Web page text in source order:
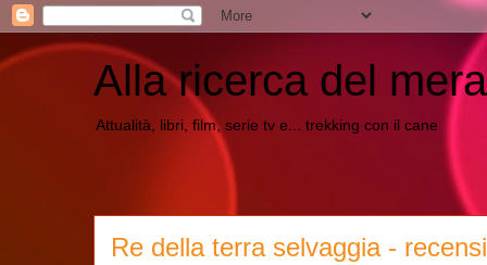
Alla ricerca del
Attualità, libri, film, serie tv e... trekking con il cane
Re della terra selvaggia -